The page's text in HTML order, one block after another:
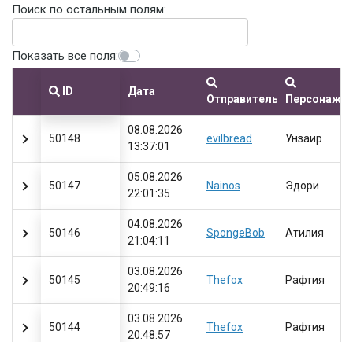
Поиск по остальным полям:
Показать все поля:
ID Дата
Отправитель Персонаж
50148
08.08.2026
13:37:01
evilbread Унзаир
50147
05.08.2026
22:01:35
Nainos Эдори
50146
04.08.2026
21:04:11
SpongeBob Атилия
50145
03.08.2026
20:49:16
Thefox Рафтия
50144
03.08.2026
20:48:57
Thefox Рафтия